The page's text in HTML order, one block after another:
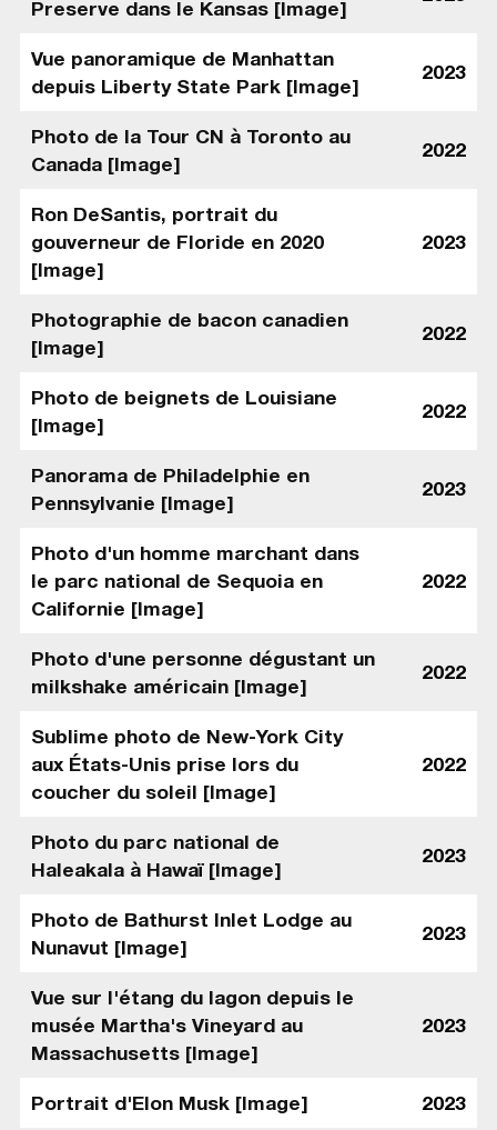
Preserve dans le Kansas [Image]
Vue panoramique de Manhattan
depuis Liberty State Park [Image]
2023
Photo de la Tour CN à Toronto au
Canada [Image]
2022
Ron DeSantis, portrait du
gouverneur de Floride en 2020
[Image]
2023
Photographie de bacon canadien
[Image]
2022
Photo de beignets de Louisiane
[Image]
2022
Panorama de Philadelphie en
Pennsylvanie [Image]
2023
Photo d'un homme marchant dans
le parc national de Sequoia en
Californie [Image]
2022
Photo d'une personne dégustant un
milkshake américain [Image]
2022
Sublime photo de New-York City
aux États-Unis prise lors du
coucher du soleil [Image]
2022
Photo du parc national de
Haleakala à Hawaï [Image]
2023
Photo de Bathurst Inlet Lodge au
Nunavut [Image]
2023
Vue sur l'étang du lagon depuis le
musée Martha's Vineyard au
Massachusetts [Image]
2023
Portrait d'Elon Musk [Image] 2023